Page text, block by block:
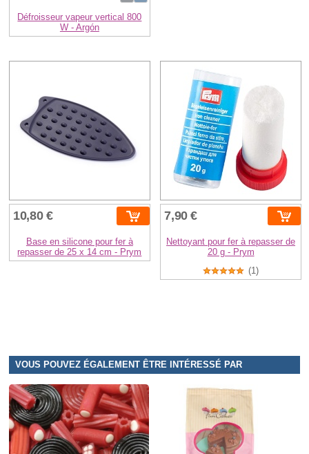
Défroisseur vapeur vertical 800
W - Argón
10,80 €
Base en silicone pour fer à
repasser de 25 x 14 cm - Prym
7,90 €
Nettoyant pour fer à repasser de
20 g - Prym
(1)
VOUS POUVEZ ÉGALEMENT ÊTRE INTÉRESSÉ PAR